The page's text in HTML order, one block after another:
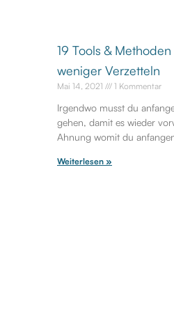
19 Tools &
weniger Verzetteln
Mai 14, 2021 1 Kommentar
Irgendwo musst du
gehen, damit es wieder
Ahnung womit du
Weiterlesen »